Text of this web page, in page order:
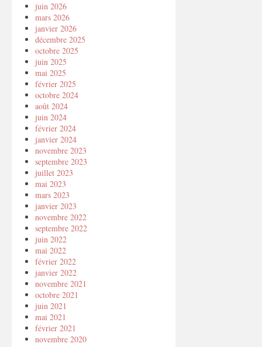
juin 2026
mars 2026
janvier 2026
décembre 2025
octobre 2025
juin 2025
mai 2025
février 2025
octobre 2024
août 2024
juin 2024
février 2024
janvier 2024
novembre 2023
septembre 2023
juillet 2023
mai 2023
mars 2023
janvier 2023
novembre 2022
septembre 2022
juin 2022
mai 2022
février 2022
janvier 2022
novembre 2021
octobre 2021
juin 2021
mai 2021
février 2021
novembre 2020